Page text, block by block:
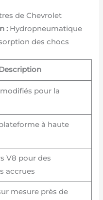
de Chevrolet
:Hydropneumatique
des chocs
pour la
à haute
V8 pour des
accrues
mesure près de